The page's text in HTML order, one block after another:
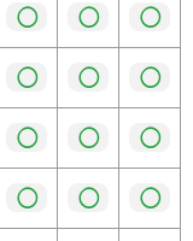
◯ ◯ ◯
◯ ◯ ◯
◯ ◯ ◯
◯ ◯ ◯